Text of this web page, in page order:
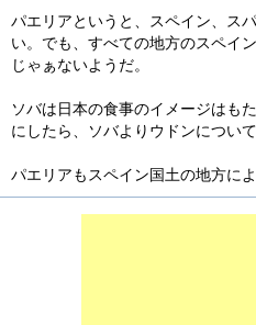
パエリアというと、スペイン、ス
い。でも、すべての地方のスペイ
じゃぁないようだ。
ソバは日本の食事のイメージはも
にしたら、ソバよりウドンについ
パエリアもスペイン国土の地方によ